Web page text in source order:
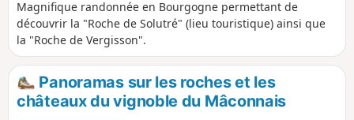
Magnifique randonnée en Bourgogne permettant de
découvrir la "Roche de Solutré" (lieu touristique) ainsi que
la "Roche de Vergisson".
Panoramas sur les roches et les
châteaux du vignoble du Mâconnais